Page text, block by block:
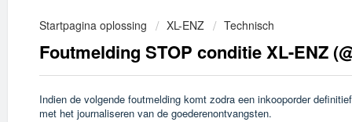
Startpagina oplossing XL-ENZ Technisch
Foutmelding STOP conditie XL-ENZ
Indien de volgende foutmelding komt zodra een inkooporder
met het journaliseren van de goederenontvangsten.